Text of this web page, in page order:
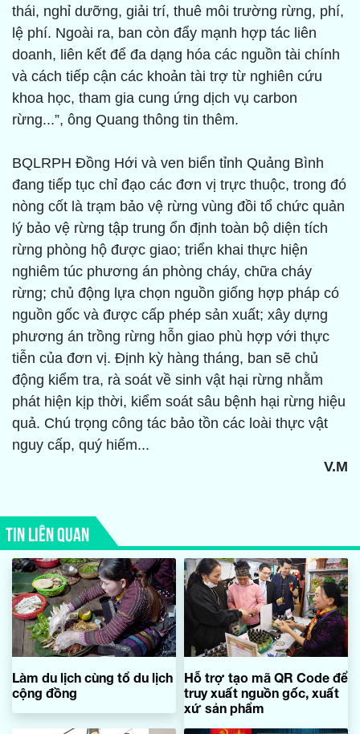
thái, nghỉ dưỡng, giải trí, thuê môi trường rừng, phí,
lệ phí. Ngoài ra, ban còn đẩy mạnh hợp tác liên
doanh, liên kết để đa dạng hóa các nguồn tài chính
và cách tiếp cận các khoản tài trợ từ nghiên cứu
khoa học, tham gia cung ứng dịch vụ carbon
rừng...”, ông Quang thông tin thêm.
BQLRPH Đồng Hới và ven biển tỉnh Quảng Bình
đang tiếp tục chỉ đạo các đơn vị trực thuộc, trong đó
nòng cốt là trạm bảo vệ rừng vùng đồi tổ chức quản
lý bảo vệ rừng tập trung ổn định toàn bộ diện tích
rừng phòng hộ được giao; triển khai thực hiện
nghiêm túc phương án phòng cháy, chữa cháy
rừng; chủ động lựa chọn nguồn giống hợp pháp có
nguồn gốc và được cấp phép sản xuất; xây dựng
phương án trồng rừng hỗn giao phù hợp với thực
tiễn của đơn vị. Định kỳ hàng tháng, ban sẽ chủ
động kiểm tra, rà soát về sinh vật hại rừng nhằm
phát hiện kịp thời, kiểm soát sâu bệnh hại rừng hiệu
quả. Chú trọng công tác bảo tồn các loài thực vật
nguy cấp, quý hiếm...
V.M
TIN LIÊN QUAN
Làm du lịch cùng tổ du lịch
cộng đồng
Hỗ trợ tạo mã QR Code để
truy xuất nguồn gốc, xuất
xứ sản phẩm